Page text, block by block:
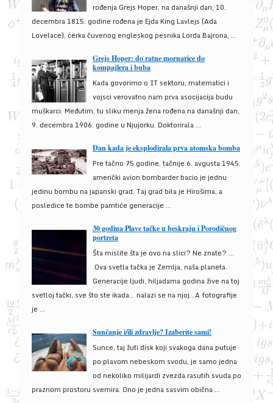
rođenja Grejs Hoper, na današnji dan, 10.
decembra 1815. godine rođena je Ejda King Lavlejs (Ada
Lovelace), ćerka čuvenog engleskog pesnika Lorda Bajrona, ...
Grejs Hoper: do ratne mornarice do
kompajlera i buba
Kada govorimo o IT sektoru, matematici i
vojsci verovatno nam prva asocijacija budu
muškarci. Međutim, tu sliku menja žena rođena na današnji dan,
9. decembra 1906. godine u Njujorku. Doktorirala ...
Dan kada je eksplodirala prva atomska bomba
Pre tačno 75 godine, tačnije 6. avgusta 1945.
američki avion bombarder bacio je jednu
jedinu bombu na japanski grad. Taj grad bila je Hirošima, a
posledice te bombe pamtiće generacije ...
30 godina Plave tačke u beskraju i Porodičnog
portreta
Šta mislite šta je ovo na slici? Ne znate? …
Ova svetla tačka je Zemlja, naša planeta.
Generacije ljudi, hiljadama godina žive na toj
svetloj tački, sve što ste ikada… nalazi se na njoj…A fotografije
je ...
Sunčanje i/ili zdravlje? Izaberite sami!
Sunce, taj žuti disk koji svakoga dana putuje
po plavom nebeskom svodu, je samo jedna
od nekoliko milijardi zvezda rasutih svuda po
praznom prostoru svemira. Ono je jedna sasvim obična ...